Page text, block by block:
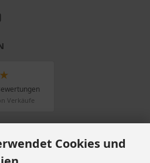
Verkäufe
Cookies und